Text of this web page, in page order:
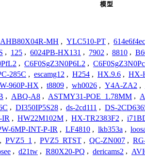
模型
AHB80X04R-MH , YLC510-PT ,
, 125 , 6024PB-HX131 , 7902 , 8810 ,
, C6F0SgZ3N0P6L2 ,
285C , escamg12 , H254 , HX.9.6 , HX-
960P-HX , t8809 , wh0026 , Y4A-ZA2 ,
, ABQ-A8 , ASTMY31-POE_1.78MM ,
, DI350IP5S28 , ds-2cd111 , DS-
IR , HW22M102M , HX-TR2383F2 ,
6MP-INT-P-IR , LF4810 , lkb353a ,
, PVZ5_1 , PVZ5_RTST , QC-ZN007 ,
, d21tw , R80X20-PQ , dericams2 ,